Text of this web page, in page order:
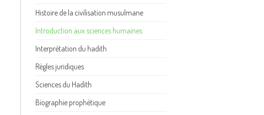
Histoire de la civilisation musulmane
Introduction aux sciences humaines
Interprétation du hadith
Règles juridiques
Sciences du Hadith
Biographie prophétique